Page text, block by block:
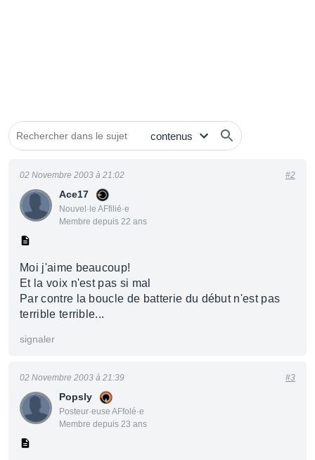
Ace17
Nouvel·le AFfilié·e
Membre depuis 22 ans
02 Novembre 2003 à 21:02 #2
Moi j'aime beaucoup!
Et la voix n'est pas si mal
Par contre la boucle de batterie du début n'est pas
terrible terrible...
signaler
Popsly
Posteur·euse AFfolé·e
Membre depuis 23 ans
02 Novembre 2003 à 21:39 #3